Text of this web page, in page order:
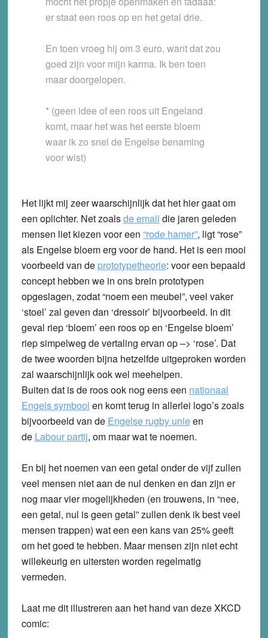
er staat een roos op en het getal drie.
En toen vroeg hij om 3 euro, want dat zou
goed zijn voor mijn karma. Ik ben toen
maar doorgelopen.
* (geen idee of een roos uit Engeland
komt, maar het was het eerste bloem
waar ik zo snel de Engelse benaming
voor wist)
Het lijkt mij zeer waarschijnlijk dat het hier gaat om
een oplichter. Net zoalsde email die jaren geleden
mensen liet kiezen voor een “rode hamer”, ligt “rose”
als Engelse bloem erg voor de hand. Het is een mooi
voorbeeld van de prototypetheorie: voor een bepaald
concept hebben we in ons brein prototypen
opgeslagen, zodat “noem een meubel”, veel vaker
‘stoel’ zal geven dan ‘dressoir’ bijvoorbeeld. In dit
geval riep ‘bloem’ een roos op en ‘Engelse bloem’
riep simpelweg de vertaling ervan op –> ‘rose’. Dat
de twee woorden bijna hetzelfde uitgeproken worden
zal waarschijnlijk ook wel meehelpen.
Buiten dat is de roos ook nog eens een nationaal
Engels symbool en komt terug in allerlei logo’s zoals
bijvoorbeeld van de Engelse rugby unieen
de Labour partij, om maar wat te noemen.
En bij het noemen van een getal onder de vijf zullen
veel mensen niet aan de nul denken en dan zijn er
nog maar vier mogelijkheden (en trouwens, in “nee,
een getal, nul is geen getal” zullen denk ik best veel
mensen trappen) wat een een kans van 25% geeft
om het goed te hebben. Maar mensen zijn niet echt
willekeurig en uitersten worden regelmatig
vermeden.
Laat me dit illustreren aan het hand van deze XKCD
comic: